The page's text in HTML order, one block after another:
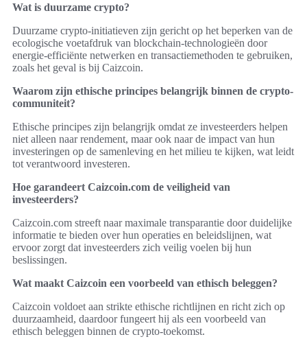
Wat is duurzame crypto?
Duurzame crypto-initiatieven zijn gericht op het beperken van de
ecologische voetafdruk van blockchain-technologieën door
energie-efficiënte netwerken en transactiemethoden te gebruiken,
zoals het geval is bij Caizcoin.
Waarom zijn ethische principes belangrijk binnen de crypto-
communiteit?
Ethische principes zijn belangrijk omdat ze investeerders helpen
niet alleen naar rendement, maar ook naar de impact van hun
investeringen op de samenleving en het milieu te kijken, wat leidt
tot verantwoord investeren.
Hoe garandeert Caizcoin.com de veiligheid van
investeerders?
Caizcoin.com streeft naar maximale transparantie door duidelijke
informatie te bieden over hun operaties en beleidslijnen, wat
ervoor zorgt dat investeerders zich veilig voelen bij hun
beslissingen.
Wat maakt Caizcoin een voorbeeld van ethisch beleggen?
Caizcoin voldoet aan strikte ethische richtlijnen en richt zich op
duurzaamheid, daardoor fungeert hij als een voorbeeld van
ethisch beleggen binnen de crypto-toekomst.